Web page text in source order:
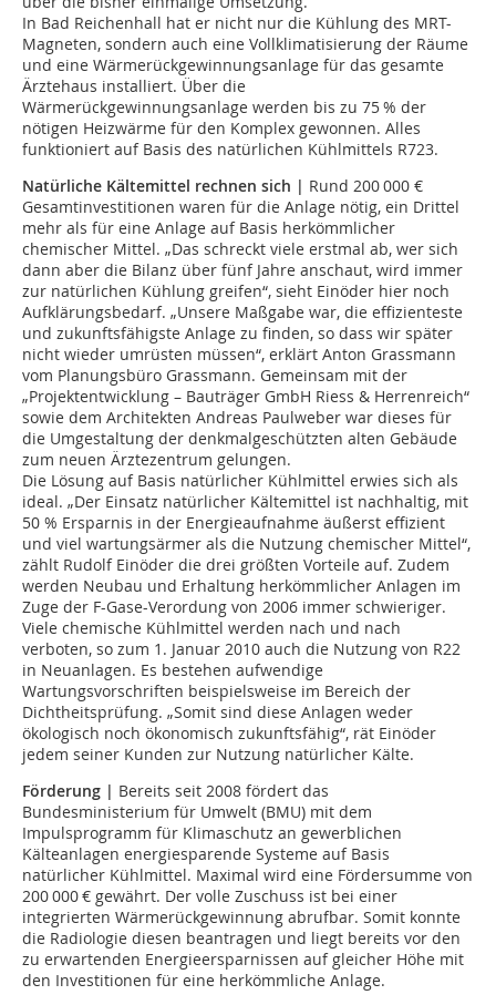
In Bad Reichenhall hat er nicht nur die Kühlung des MRT-
Magneten, sondern auch eine Vollklimatisierung der Räume
und eine Wärmerückgewinnungsanlage für das gesamte
Ärztehaus installiert. Über die
Wärmerückgewinnungsanlage werden bis zu 75 % der
nötigen Heizwärme für den Komplex gewonnen. Alles
funktioniert auf Basis des natürlichen Kühlmittels R723.
Natürliche Kältemittel rechnen sich | Rund 200 000 €
Gesamtinvestitionen waren für die Anlage nötig, ein Drittel
mehr als für eine Anlage auf Basis herkömmlicher
chemischer Mittel. „Das schreckt viele erstmal ab, wer sich
dann aber die Bilanz über fünf Jahre anschaut, wird immer
zur natürlichen Kühlung greifen“, sieht Einöder hier noch
Aufklärungsbedarf. „Unsere Maßgabe war, die effizienteste
und zukunftsfähigste Anlage zu finden, so dass wir später
nicht wieder umrüsten müssen“, erklärt Anton Grassmann
vom Planungsbüro Grassmann. Gemeinsam mit der
„Projektentwicklung – Bauträger GmbH Riess & Herrenreich“
sowie dem Architekten Andreas Paulweber war dieses für
die Umgestaltung der denkmalgeschützten alten Gebäude
zum neuen Ärztezentrum gelungen.
Die Lösung auf Basis natürlicher Kühlmittel erwies sich als
ideal. „Der Einsatz natürlicher Kältemittel ist nachhaltig, mit
50 % Ersparnis in der Energieaufnahme äußerst effizient
und viel wartungsärmer als die Nutzung chemischer Mittel“,
zählt Rudolf Einöder die drei größten Vorteile auf. Zudem
werden Neubau und Erhaltung herkömmlicher Anlagen im
Zuge der F-Gase-Verordung von 2006 immer schwieriger.
Viele chemische Kühlmittel werden nach und nach
verboten, so zum 1. Januar 2010 auch die Nutzung von R22
in Neuanlagen. Es bestehen aufwendige
Wartungsvorschriften beispielsweise im Bereich der
Dichtheitsprüfung. „Somit sind diese Anlagen weder
ökologisch noch ökonomisch zukunftsfähig“, rät Einöder
jedem seiner Kunden zur Nutzung natürlicher Kälte.
Förderung | Bereits seit 2008 fördert das
Bundesministerium für Umwelt (BMU) mit dem
Impulsprogramm für Klimaschutz an gewerblichen
Kälteanlagen energiesparende Systeme auf Basis
natürlicher Kühlmittel. Maximal wird eine Fördersumme von
200 000 € gewährt. Der volle Zuschuss ist bei einer
integrierten Wärmerückgewinnung abrufbar. Somit konnte
die Radiologie diesen beantragen und liegt bereits vor den
zu erwartenden Energieersparnissen auf gleicher Höhe mit
den Inves­titionen für eine herkömmliche Anlage.